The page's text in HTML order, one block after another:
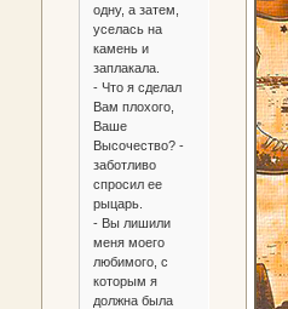
одну, а затем,
уселась на
камень и
заплакала.
- Что я сделал
Вам плохого,
Ваше
Высочество? -
заботливо
спросил ее
рыцарь.
- Вы лишили
меня моего
любимого, с
которым я
должна была